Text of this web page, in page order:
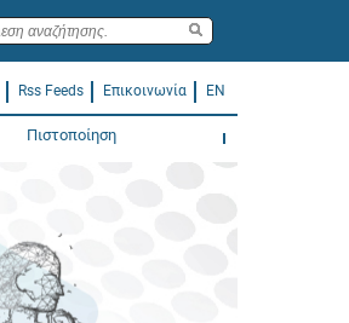
Rss Feeds Επικοινωνία EN
Πιστοποίηση